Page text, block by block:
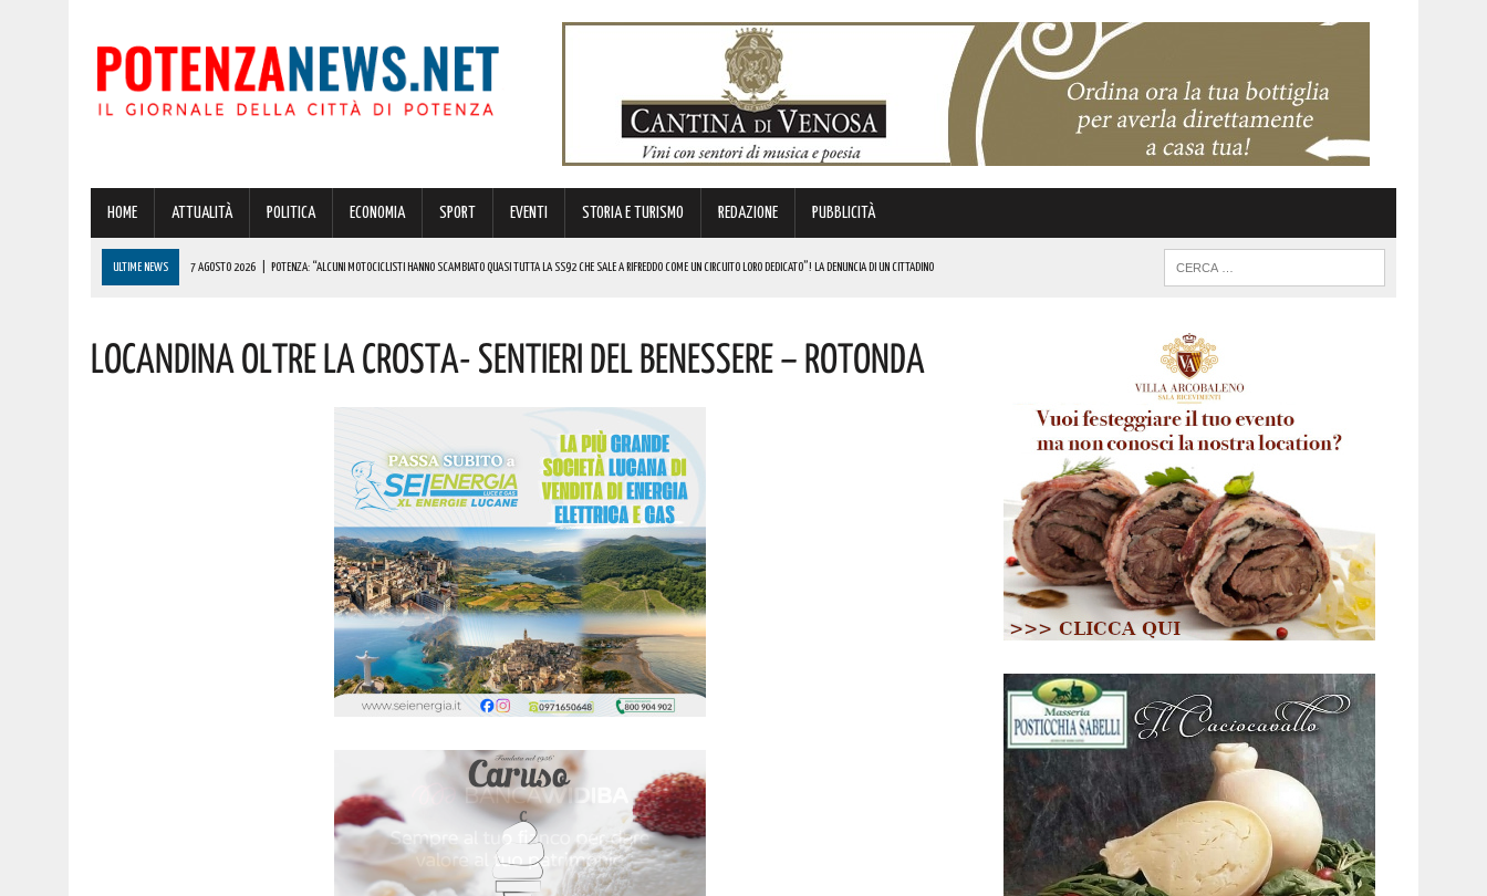
HOME ATTUALITÀ POLITICA ECONOMIA SPORT EVENTI STORIA E TURISMO REDAZIONE PUBBLICITÀ
ULTIME NEWS 7 AGOSTO 2026 POTENZA: “ALCUNI MOTOCICLISTI HANNO SCAMBIATO QUASI TUTTA LA SS92 CHE SALE A RIFREDDO COME UN CIRCUITO LORO DEDICATO”! LA DENUNCIA DI UN CITTADINO
7 AGOSTO 2026 | DALLA REGIONE VIA LIBERA ALLA REALIZZAZIONE A PICERNO E MELFI DI SISTEMI DI ACCUMULO DI ENERGIA ELETTRICA A BATTERIE. I DETTAGLI
Locandina Oltre La Crosta- Sentieri Del Benessere – Rotonda